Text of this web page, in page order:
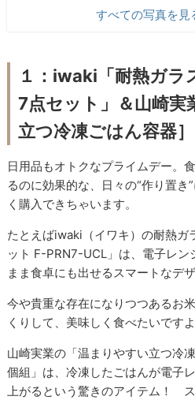
すべての写真を見
１：iwaki「耐熱ガ
7点セット」＆山崎実
立つ冷凍ごはん容器］
日用品もオトクなプライムデー。
るのに効果的な、日々の“作り置き
く購入できちゃいます。
たとえばiwaki（イワキ）の耐熱ガ
ット F-PRN7-UCL」は、電子レン
まま食卓にも出せるスマートなデ
今や貴重な存在になりつつあるお
くりして、美味しく食べたいですよ
山崎実業の「温まりやすい立つ冷
個組」は、冷凍したごはんが電子
上がるという驚きのアイテム！